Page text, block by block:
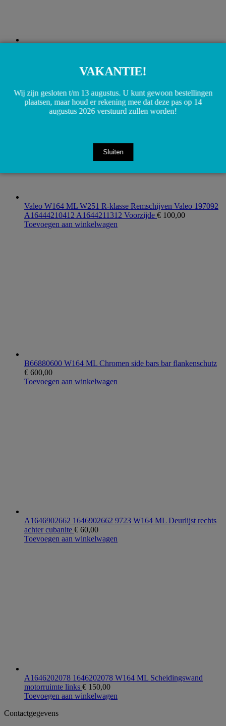
Toevoegen aan winkelwagen
Valeo W164 ML W251 R-klasse Remschijven Valeo 197092
A16444210412 A1644211312 Voorzijde € 100,00
Toevoegen aan winkelwagen
B66880600 W164 ML Chromen side bars bar flankenschutz
€ 600,00
Toevoegen aan winkelwagen
A1646902662 1646902662 9723 W164 ML Deurlijst rechts
achter cubanite € 60,00
Toevoegen aan winkelwagen
A1646202078 1646202078 W164 ML Scheidingswand
motorruimte links € 150,00
Toevoegen aan winkelwagen
Contactgegevens
VAKANTIE!
Wij zijn gesloten t/m 13 augustus. U kunt gewoon bestellingen
plaatsen, maar houd er rekening mee dat deze pas op 14
augustus 2026 verstuurd zullen worden!
Sluiten